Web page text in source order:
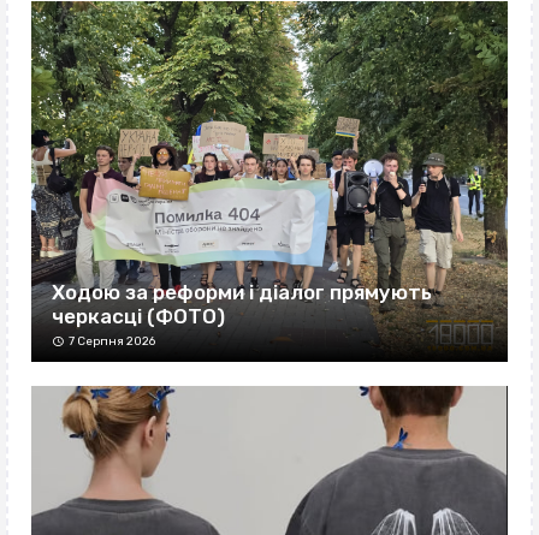
Ходою за реформи і діалог прямують
черкасці (ФОТО)
7 Серпня 2026